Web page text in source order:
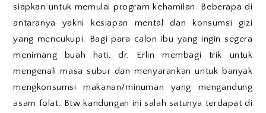
siapkan untuk memulai program kehamilan. Beberapa di
antaranya yakni kesiapan mental dan konsumsi gizi
yang mencukupi. Bagi para calon ibu yang ingin segera
menimang buah hati, dr. Erlin membagi trik untuk
mengenali masa subur dan menyarankan untuk banyak
mengkonsumsi makanan/minuman yang mengandung
asam folat. Btw kandungan ini salah satunya terdapat di